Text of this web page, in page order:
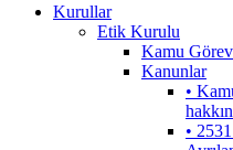
Kurullar
Etik Kurulu
Kamu
Kanunlar
•
•